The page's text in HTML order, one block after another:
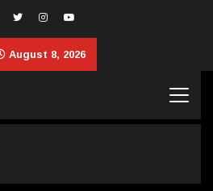
August 8, 2026